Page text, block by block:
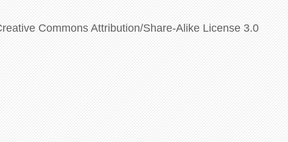
Commons Attribution/Share-Alike License 3.0